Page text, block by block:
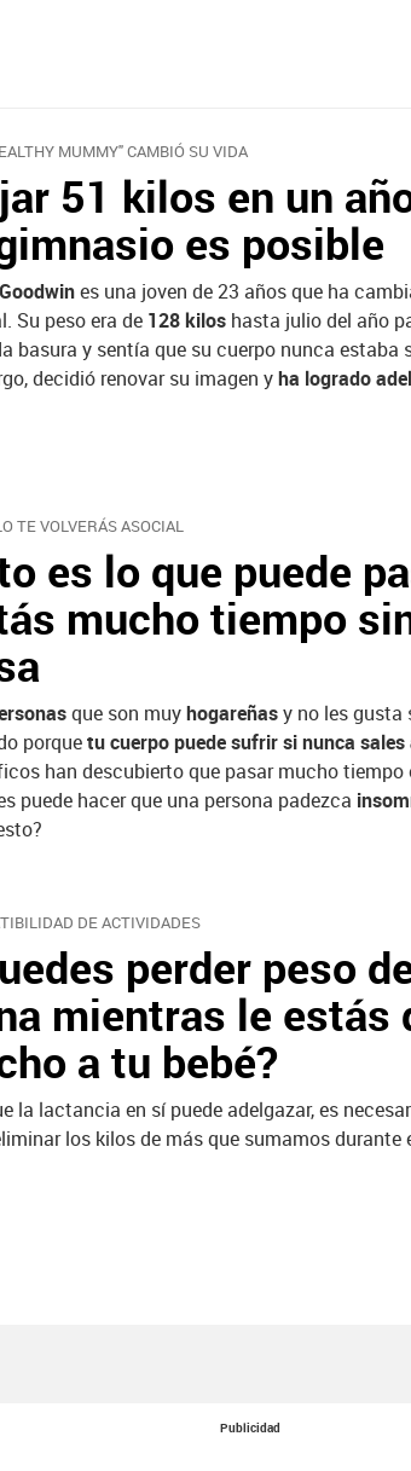
MUMMY" CAMBIÓ SU VIDA
51 kilos en un
es posible
es una joven de 23 años que ha
Su peso era de 128 kilos hasta julio del año
basura y sentía que su cuerpo nunca estaba
decidió renovar su imagen yha logrado
TE VOLVERÁS ASOCIAL
es lo que puede
mucho tiempo
que son muyhogareñasy no les gusta
porquetu cuerpo puede sufrir si nunca
han descubierto que pasar mucho tiempo
puede hacer que una persona padezca
DE ACTIVIDADES
perder peso
mientras le estás
a tu bebé?
la lactancia en sí puede adelgazar, es
los kilos de más que sumamos durante
Publicidad